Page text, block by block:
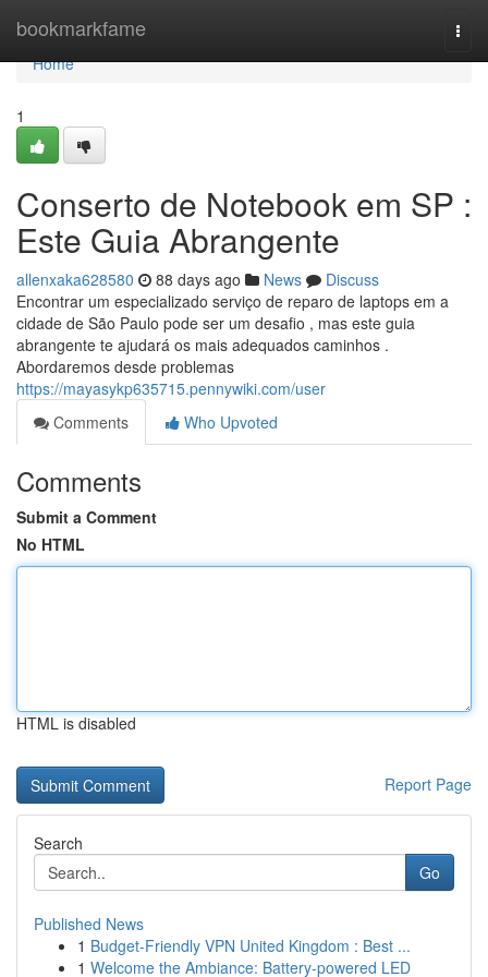
bookmarkfame
Home
Home
1
Conserto de Notebook em SP :
Este Guia Abrangente
allenxaka628580 88 days ago News
Discuss
Encontrar um especializado serviço de reparo de laptops em a
cidade de São Paulo pode ser um desafio , mas este guia
abrangente te ajudará os mais adequados caminhos .
Abordaremos desde problemas
https://mayasykp635715.pennywiki.com/user
Comments
Who Upvoted
Comments
Submit a Comment
No HTML
HTML is disabled
Report Page
Search
Go
Published News
1 Budget-Friendly VPN United Kingdom : Best ...
1 Welcome the Ambiance: Battery-powered LED